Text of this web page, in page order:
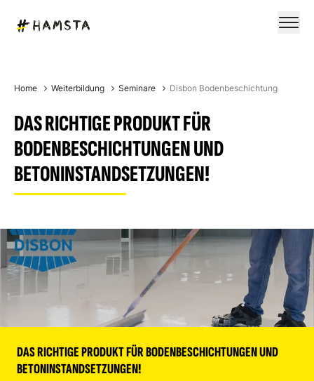
Home Weiterbildung Seminare Disbon Bodenbeschichtung
DAS RICHTIGE PRODUKT FÜR
BODENBESCHICHTUNGEN UND
BETONINSTANDSETZUNGEN!
DAS RICHTIGE PRODUKT FÜR BODENBESCHICHTUNGEN UND
BETONINSTANDSETZUNGEN!